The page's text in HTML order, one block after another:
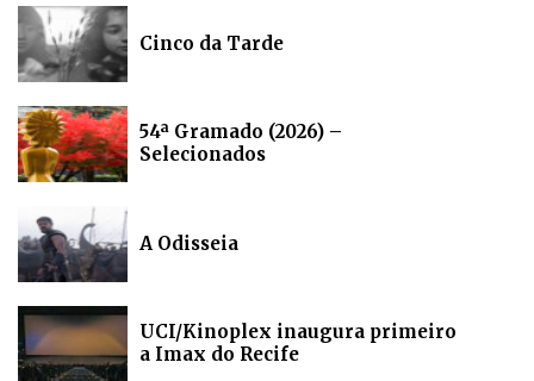
Cinco da Tarde
54ª Gramado (2026) –
Selecionados
A Odisseia
UCI/Kinoplex inaugura primeiro
a Imax do Recife